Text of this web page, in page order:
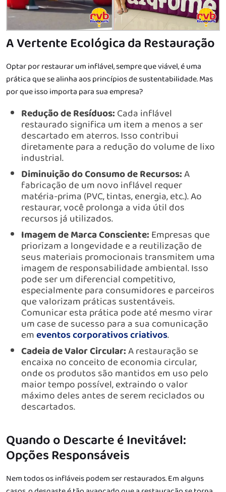
A Vertente Ecológica da Restauração
Optar por restaurar um inflável, sempre que viável, é uma
prática que se alinha aos princípios de sustentabilidade. Mas
por que isso importa para sua empresa?
Redução de Resíduos:Cada inflável
restaurado significa um item a menos a ser
descartado em aterros. Isso contribui
diretamente para a redução do volume de lixo
industrial.
Diminuição do Consumo de Recursos:A
fabricação de um novo inflável requer
matéria-prima (PVC, tintas, energia, etc.). Ao
restaurar, você prolonga a vida útil dos
recursos já utilizados.
Imagem de Marca Consciente:Empresas que
priorizam a longevidade e a reutilização de
seus materiais promocionais transmitem uma
imagem de responsabilidade ambiental. Isso
pode ser um diferencial competitivo,
especialmente para consumidores e parceiros
que valorizam práticas sustentáveis.
Comunicar esta prática pode até mesmo virar
um case de sucesso para a sua comunicação
emeventos corporativos criativos.
Cadeia de Valor Circular:A restauração se
encaixa no conceito de economia circular,
onde os produtos são mantidos em uso pelo
maior tempo possível, extraindo o valor
máximo deles antes de serem reciclados ou
descartados.
Quando o Descarte é Inevitável:
Opções Responsáveis
Nem todos os infláveis podem ser restaurados. Em alguns